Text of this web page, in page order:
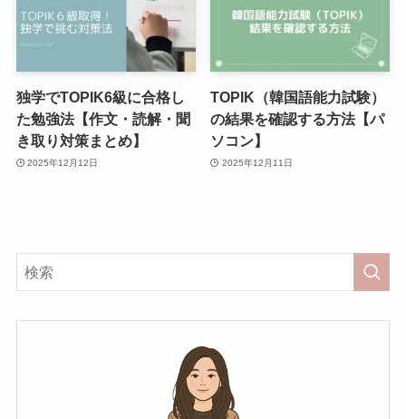
独学でTOPIK6級に合格し
た勉強法【作文・読解・聞
き取り対策まとめ】
2025年12月12日
TOPIK（韓国語能力試験）
の結果を確認する方法【パ
ソコン】
2025年12月11日